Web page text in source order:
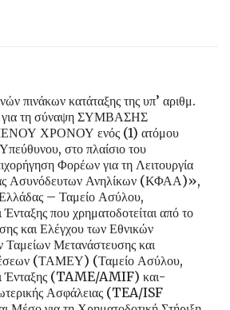
πινάκων κατάταξης της υπ’ αριθμ.
τη σύναψη ΣΥΜΒΑΣΗΣ
ΧΡΟΝΟΥ ενός (1) ατόμου
στο πλαίσιο του
Φορέων για τη Λειτουργία
Ασυνόδευτων Ανηλίκων (ΚΦΑΑ)»,
– Ταμείο Ασύλου,
που χρηματοδοτείται από το
και Ελέγχου των Εθνικών
Μετανάστευσης και
(ΤΑΜΕΥ) (Ταμείο Ασύλου,
Ένταξης (TAME/AMIF) και-
Ασφάλειας (TEA/ISF